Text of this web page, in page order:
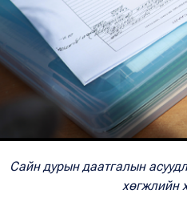
Сайн дурын даатгалын
хөгжлийн